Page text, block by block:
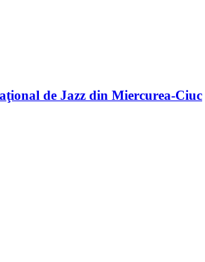
de Jazz din Miercurea-Ciuc